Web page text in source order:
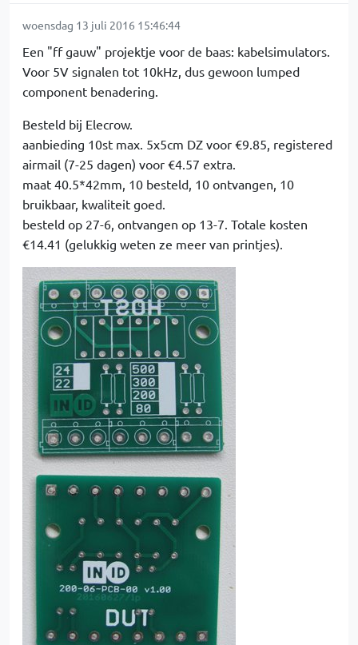
woensdag 13 juli 2016 15:46:44
Een "ff gauw" projektje voor de baas: kabelsimulators.
Voor 5V signalen tot 10kHz, dus gewoon lumped
component benadering.
Besteld bij Elecrow.
aanbieding 10st max. 5x5cm DZ voor €9.85, registered
airmail (7-25 dagen) voor €4.57 extra.
maat 40.5*42mm, 10 besteld, 10 ontvangen, 10
bruikbaar, kwaliteit goed.
besteld op 27-6, ontvangen op 13-7. Totale kosten
€14.41 (gelukkig weten ze meer van printjes).